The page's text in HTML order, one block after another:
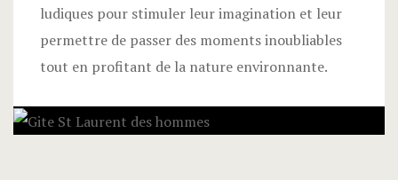
ludiques pour stimuler leur imagination et leur
permettre de passer des moments inoubliables
tout en profitant de la nature environnante.